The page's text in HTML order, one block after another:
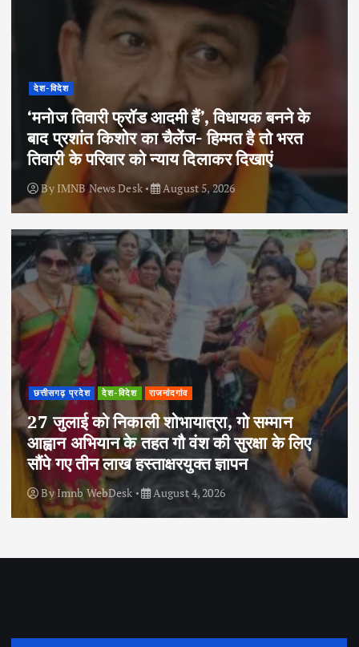
देश-विदेश
‘मनोज तिवारी फ्रॉड आदमी हैं’, विधायक बनने के
बाद प्रशांत किशोर का चैलेंज- हिम्मत है तो भरत
तिवारी के परिवार को न्याय दिलाकर दिखाएं
By IMNB News Desk August 5, 2026
छत्तीसगढ़ प्रदेश देश-विदेश राजनांदगांव
27 जुलाई को निकाली शोभायात्रा, गो सम्मान
आह्वान अभियान के तहत गौ वंश की सुरक्षा के लिए
सौंपे गए तीन लाख हस्ताक्षरयुक्त ज्ञापन
ByImnb WebDesk August 4, 2026